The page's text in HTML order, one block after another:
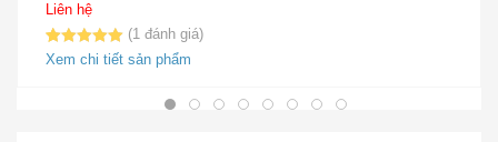
Liên hệ
5.00trên 5
1
1
Xem chi tiết sản phẩm